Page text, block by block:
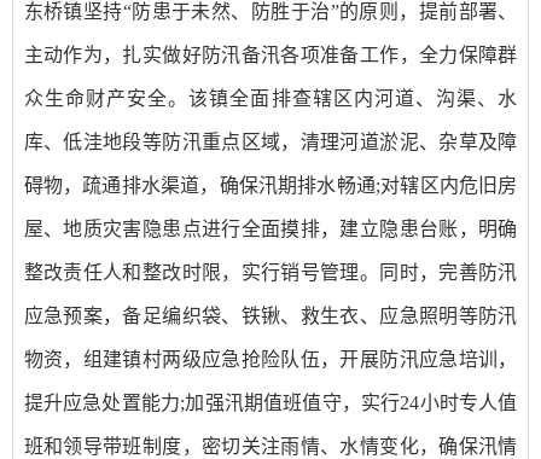
东桥镇坚持“防患于未然、防胜于治”的原则，提前部署、
主动作为，扎实做好防汛备汛各项准备工作，全力保障群
众生命财产安全。该镇全面排查辖区内河道、沟渠、水
库、低洼地段等防汛重点区域，清理河道淤泥、杂草及障
碍物，疏通排水渠道，确保汛期排水畅通;对辖区内危旧房
屋、地质灾害隐患点进行全面摸排，建立隐患台账，明确
整改责任人和整改时限，实行销号管理。同时，完善防汛
应急预案，备足编织袋、铁锹、救生衣、应急照明等防汛
物资，组建镇村两级应急抢险队伍，开展防汛应急培训，
提升应急处置能力;加强汛期值班值守，实行24小时专人值
班和领导带班制度，密切关注雨情、水情变化，确保汛情